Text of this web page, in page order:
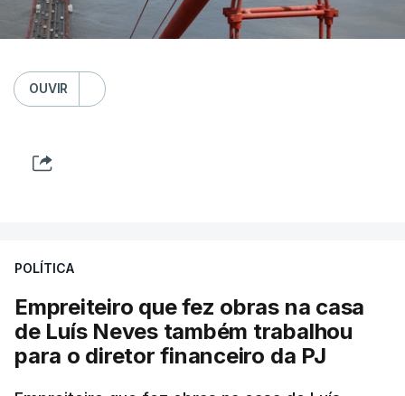
OUVIR
POLÍTICA
Empreiteiro que fez obras na casa
de Luís Neves também trabalhou
para o diretor financeiro da PJ